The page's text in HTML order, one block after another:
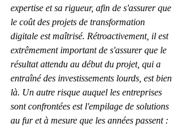
expertise et sa rigueur, afin de s'assurer que
le coût des projets de transformation
digitale est maîtrisé. Rétroactivement, il est
extrêmement important de s'assurer que le
résultat attendu au début du projet, qui a
entraîné des investissements lourds, est bien
là. Un autre risque auquel les entreprises
sont confrontées est l'empilage de solutions
au fur et à mesure que les années passent :